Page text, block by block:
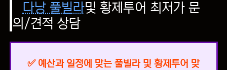
다낭 풀빌라및 황제투어 최저가 문
의/견적 상담
✅ 예산과 일정에 맞는 풀빌라 및 황제투어 맞